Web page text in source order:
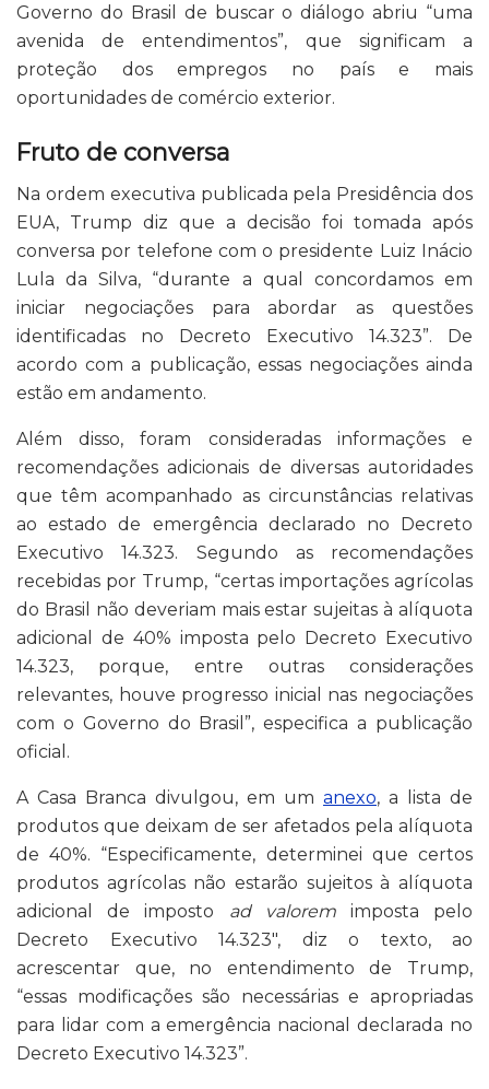
Governo do Brasil de buscar o diálogo abriu “uma
avenida de entendimentos”, que significam a
proteção dos empregos no país e mais
oportunidades de comércio exterior.
Fruto de conversa
Na ordem executiva publicada pela Presidência dos
EUA, Trump diz que a decisão foi tomada após
conversa por telefone com o presidente Luiz Inácio
Lula da Silva, “durante a qual concordamos em
iniciar negociações para abordar as questões
identificadas no Decreto Executivo 14.323”. De
acordo com a publicação, essas negociações ainda
estão em andamento.
Além disso, foram consideradas informações e
recomendações adicionais de diversas autoridades
que têm acompanhado as circunstâncias relativas
ao estado de emergência declarado no Decreto
Executivo 14.323. Segundo as recomendações
recebidas por Trump, “certas importações agrícolas
do Brasil não deveriam mais estar sujeitas à alíquota
adicional de 40% imposta pelo Decreto Executivo
14.323, porque, entre outras considerações
relevantes, houve progresso inicial nas negociações
com o Governo do Brasil”, especifica a publicação
oficial.
A Casa Branca divulgou, em um anexo, a lista de
produtos que deixam de ser afetados pela alíquota
de 40%. “Especificamente, determinei que certos
produtos agrícolas não estarão sujeitos à alíquota
adicional de imposto ad valorem imposta pelo
Decreto Executivo 14.323″, diz o texto, ao
acrescentar que, no entendimento de Trump,
“essas modificações são necessárias e apropriadas
para lidar com a emergência nacional declarada no
Decreto Executivo 14.323”.